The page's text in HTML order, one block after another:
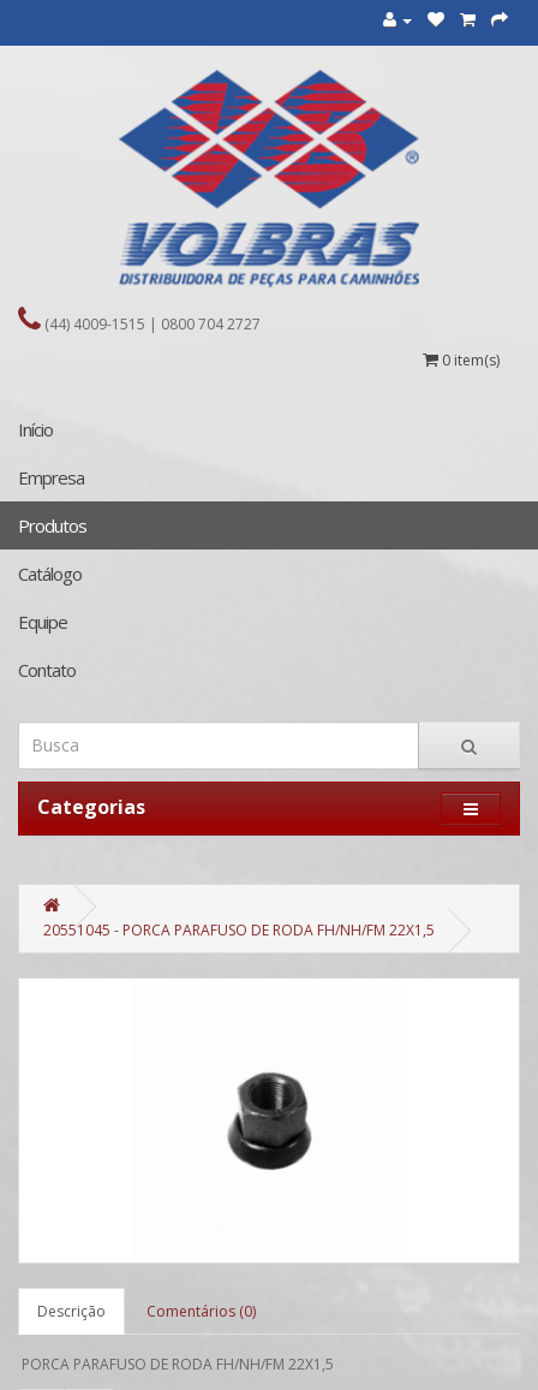
(44) 4009-1515 | 0800 704 2727
0 item(s)
Início
Empresa
Produtos
Catálogo
Equipe
Contato
Categorias
20551045 - PORCA PARAFUSO DE RODA FH/NH/FM 22X1,5
Descrição Comentários (0)
PORCA PARAFUSO DE RODA FH/NH/FM 22X1,5